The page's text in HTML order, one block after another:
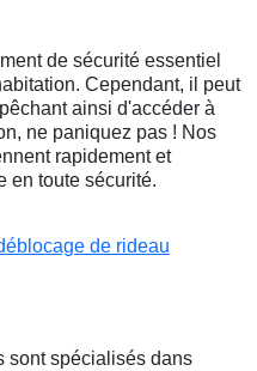
de sécurité essentiel
Cependant, il peut
ainsi d'accéder à
ne paniquez pas ! Nos
rapidement et
en toute sécurité.
de rideau
sont spécialisés dans